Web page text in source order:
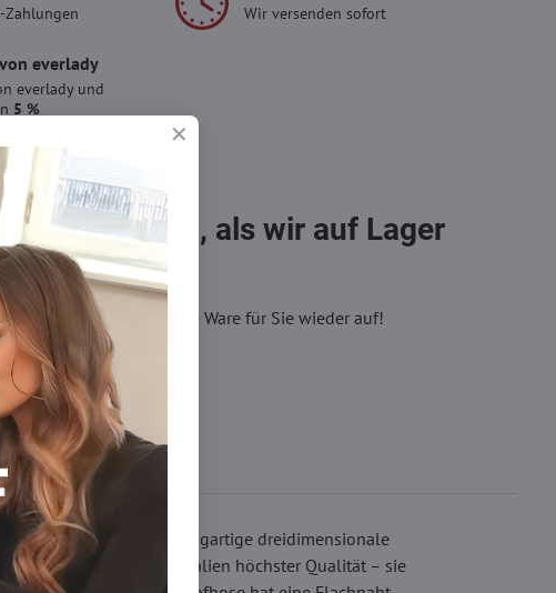
Zahlungen Wir versenden sofort
everlady
everlady und
5 %
im
bestellen, als wir auf Lager
wir füllen die Ware für Sie wieder auf!
0
und Moderne. Das einzigartige dreidimensionale
Hergestellt aus Materialien höchster Qualität – sie